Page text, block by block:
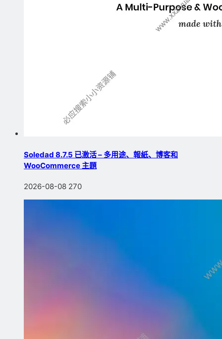
Soledad 8.7.5 已激活 – 多用途、報紙、博客和
WooCommerce 主題
2026-08-08 270